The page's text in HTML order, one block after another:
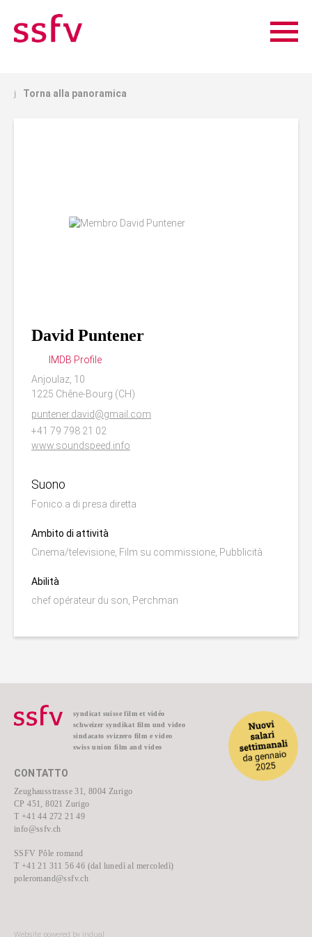
j Torna alla panoramica
David Puntener
IMDB Profile
Anjoulaz, 10
1225 Chêne-Bourg (CH)
puntener.david@gmail.com
+41 79 798 21 02
www.soundspeed.info
Suono
Fonico.a di presa diretta
Ambito di attività
Cinema/televisione, Film su commissione, Pubblicità
Abilità
chef opérateur du son, Perchman
syndicat suisse film et vidéo
schweizer syndikat film und video
sindacato svizzero film e video
swiss union film and video
CONTATTO
Zeughausstrasse 31, 8004 Zurigo
CP 451, 8021 Zurigo
T +41 44 272 21 49
info@ssfv.ch
SSFV Pôle romand
T +41 21 311 56 46 (dal lunedì al mercoledì)
poleromand@ssfv.ch
Website powered by indual